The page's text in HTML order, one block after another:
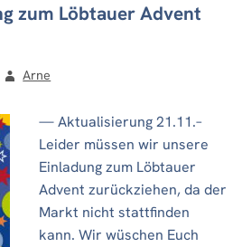
zum Löbtauer Advent
Arne
— Aktualisierung 21.11.–
Leider müssen wir unsere
Einladung zum Löbtauer
Advent zurückziehen, da der
Markt nicht stattfinden
kann. Wir wüschen Euch